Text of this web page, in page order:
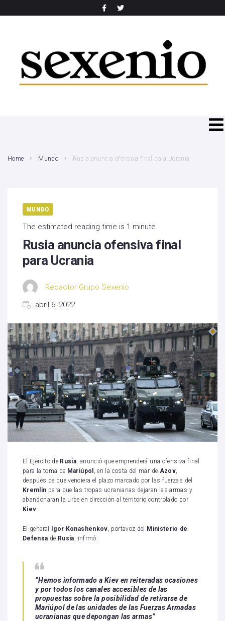
Home Mundo Rusia anuncia ofensiva final para Ucrania
MUNDO
The estimated reading time is 1 minute
Rusia anuncia ofensiva final
para Ucrania
Redactor Grupo Sexenio
abril 6, 2022
El Ejército de Rusia, anunció que emprenderá una ofensiva final
para la toma de Mariúpol , en la costa del mar de Azov,
después de que venciera el plazo marcado por las fuerzas del
Kremlin para que las tropas ucranianas dejaran las armas y
abandonaran la urbe en dirección al territorio controlado por
Kiev.
El general Igor Konashenkov, portavoz del
Ministerio de
Defensa de Rusia, infrmó:
“Hemos informado a Kiev en reiteradas ocasiones
y por todos los canales accesibles de las
propuestas sobre la posibilidad de retirarse de
Mariúpol de las unidades de las Fuerzas Armadas
ucranianas que depongan las armas”
SEARCH THIS WEBSITE